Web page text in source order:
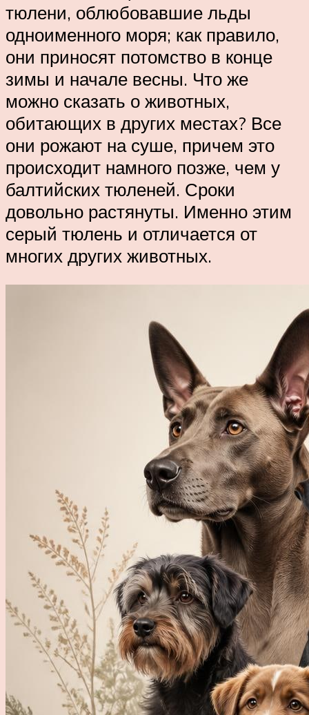
тюлени, облюбовавшие льды
одноименного моря; как правило,
они приносят потомство в конце
зимы и начале весны. Что же
можно сказать о животных,
обитающих в других местах? Все
они рожают на суше, причем это
происходит намного позже, чем у
балтийских тюленей. Сроки
довольно растянуты. Именно этим
серый тюлень и отличается от
многих других животных.